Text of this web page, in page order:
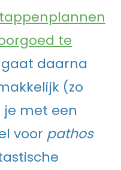
te
gaat daarna
(zo
je met een
voor pathos